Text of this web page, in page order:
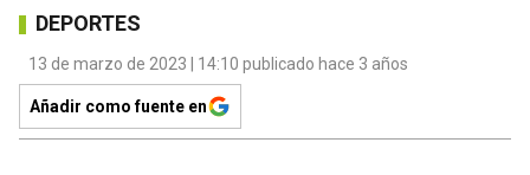
DEPORTES
13 de marzo de 2023 | 14:10 publicado hace 3 años
Añadir como fuente en